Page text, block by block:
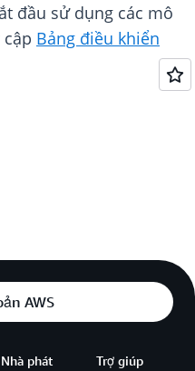
đầu sử dụng các mô
cập Bảng điều khiển
AWS
Nhà phát
Trợ giúp